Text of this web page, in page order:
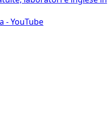
- YouTube